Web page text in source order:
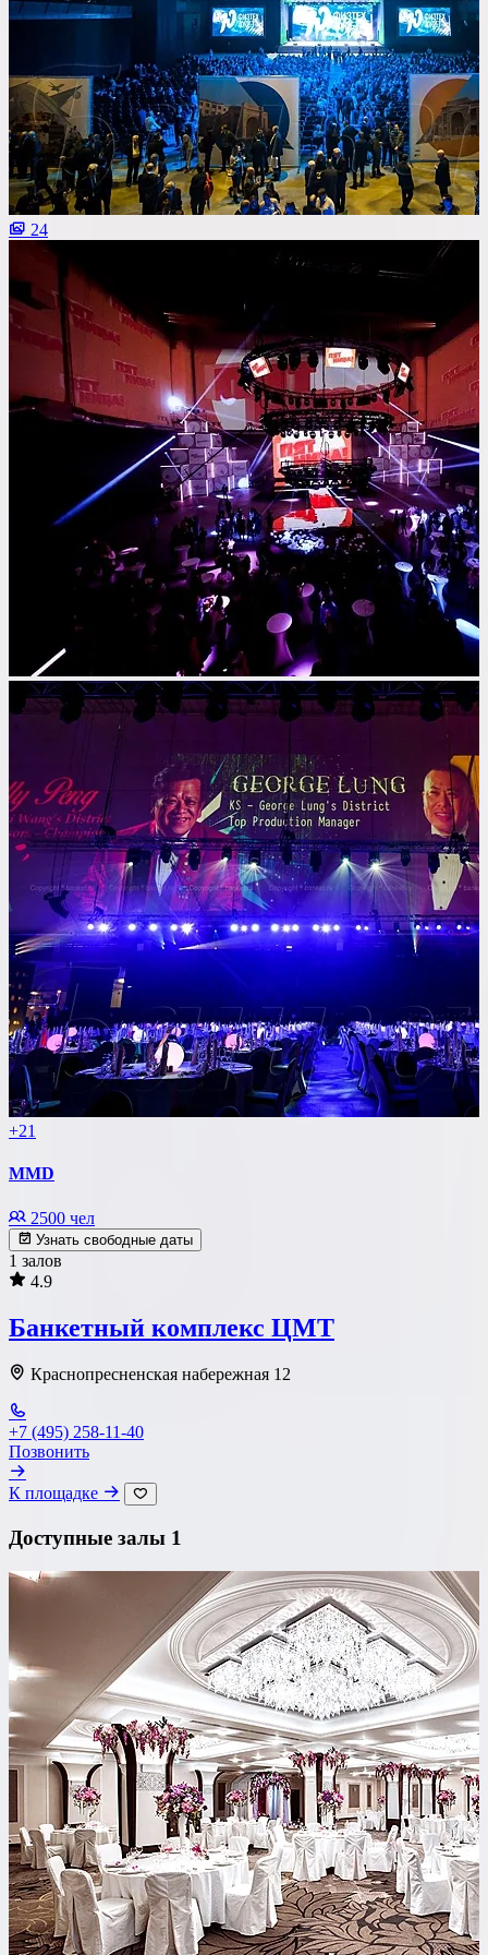
Танцпол
Со сценой
Со своим алкоголем
С живой музыкой
С панорамным видом
С детской комнатой
С шоу программой
Своя парковка
Показать площадок Сбросить все фильтры
24
+21
MMD
2500 чел
Узнать свободные даты
1 залов
4.9
Банкетный комплекс ЦМТ
Краснопресненская набережная 12
+7 (495) 258-11-40
Позвонить
К площадке
Доступные залы 1